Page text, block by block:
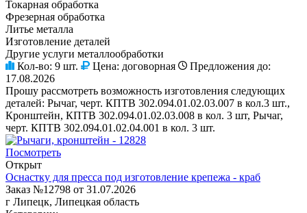
Токарная обработка
Фрезерная обработка
Литье металла
Изготовление деталей
Другие услуги металлообработки
Кол-во: 9 шт. Цена: договорная
Предложения до:
17.08.2026
Прошу рассмотреть возможность изготовления следующих
деталей: Рычаг, черт. КПТВ 302.094.01.02.03.007 в кол.3 шт.,
Кронштейн, КПТВ 302.094.01.02.03.008 в кол. 3 шт, Рычаг,
черт. КПТВ 302.094.01.02.04.001 в кол. 3 шт.
Посмотреть
Открыт
Оснастку для пресса под изготовление крепежа - краб
Заказ №12798 от 31.07.2026
г Липецк, Липецкая область